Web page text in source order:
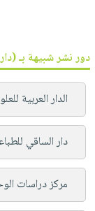
دور نشر شبيهة بـ
الدار العربية
دار الساقي
مركز دراسات